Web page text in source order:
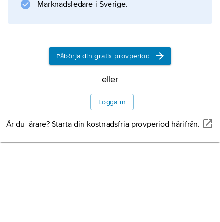
Marknadsledare i Sverige.
Påbörja din gratis provperiod
eller
Logga in
Är du lärare? Starta din kostnadsfria provperiod härifrån.